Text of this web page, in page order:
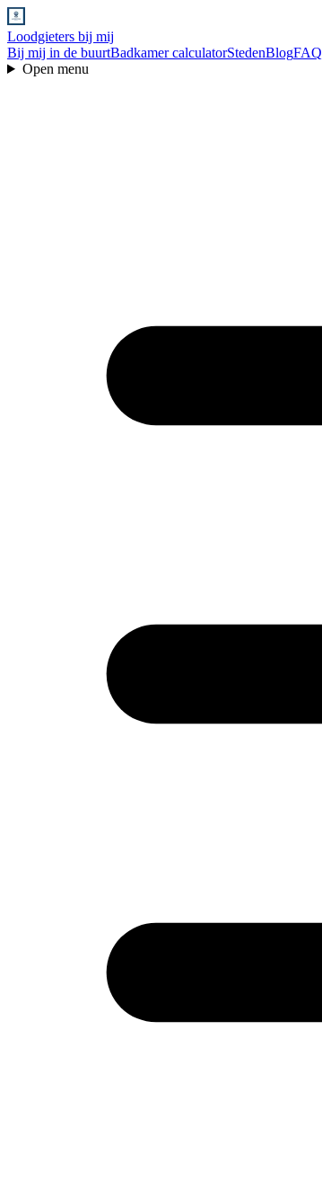
Loodgieters bij mij
Bij mij in de buurtBadkamer calculatorStedenBlogFAQ
Open menu